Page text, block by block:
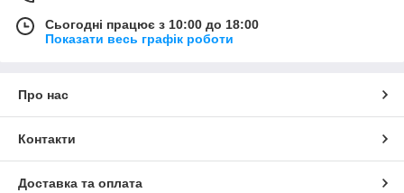
Сьогодні працює з 10:00 до 18:00
Показати весь графік роботи
Про нас
Контакти
Доставка та оплата